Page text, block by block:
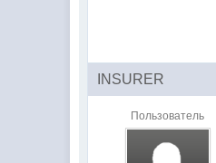
INSURER
Пользователь